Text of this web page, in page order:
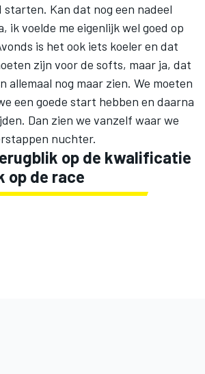
starten. Kan dat nog een nadeel
ik voelde me eigenlijk wel goed op
is het ook iets koeler en dat
zijn voor de softs, maar ja, dat
allemaal nog maar zien. We moeten
een goede start hebben en daarna
Dan zien we vanzelf waar we
nuchter.
op de kwalificatie
op de race